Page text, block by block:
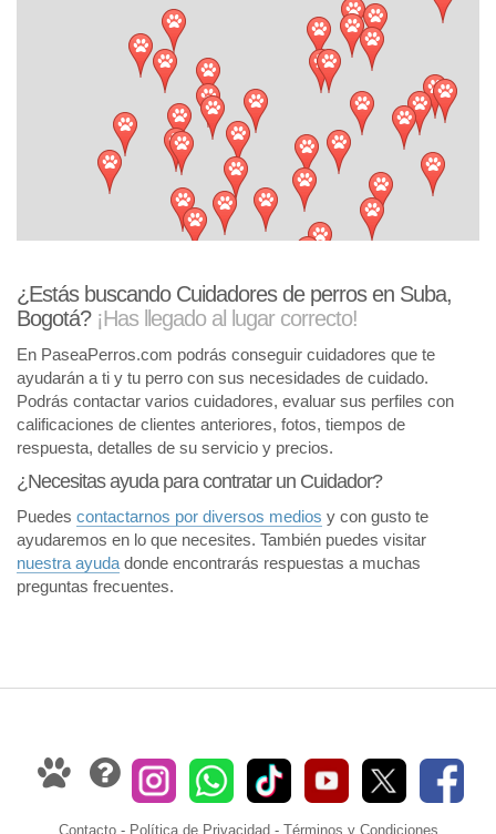
¿Estás buscando Cuidadores de perros en Suba,
Bogotá? ¡Has llegado al lugar correcto!
En PaseaPerros.com podrás conseguir cuidadores que te
ayudarán a ti y tu perro con sus necesidades de cuidado.
Podrás contactar varios cuidadores, evaluar sus perfiles con
calificaciones de clientes anteriores, fotos, tiempos de
respuesta, detalles de su servicio y precios.
¿Necesitas ayuda para contratar un Cuidador?
Puedes contactarnos por diversos medios y con gusto te
ayudaremos en lo que necesites. También puedes visitar
nuestra ayuda donde encontrarás respuestas a muchas
preguntas frecuentes.
Contacto- Política de Privacidad - Términos y Condiciones